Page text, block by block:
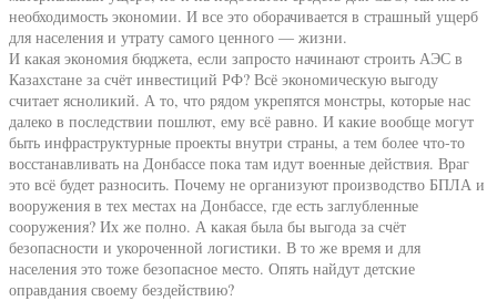
необходимость экономии. И все это оборачивается в страшный ущерб
для населения и утрату самого ценного — жизни.
И какая экономия бюджета, если запросто начинают строить АЭС в
Казахстане за счёт инвестиций РФ? Всё экономическую выгоду
считает ясноликий. А то, что рядом укрепятся монстры, которые нас
далеко в последствии пошлют, ему всё равно. И какие вообще могут
быть инфраструктурные проекты внутри страны, а тем более что-то
восстанавливать на Донбассе пока там идут военные действия. Враг
это всё будет разносить. Почему не организуют производство БПЛА и
вооружения в тех местах на Донбассе, где есть заглубленные
сооружения? Их же полно. А какая была бы выгода за счёт
безопасности и укороченной логистики. В то же время и для
населения это тоже безопасное место. Опять найдут детские
оправдания своему бездействию?